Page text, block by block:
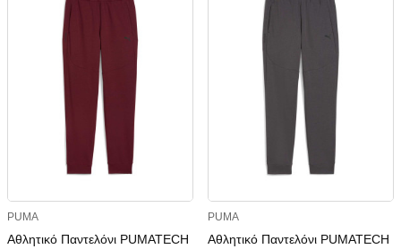
PUMA
Αθλητικό Παντελόνι PUMATECH
PUMA
Αθλητικό Παντελόνι PUMATECH